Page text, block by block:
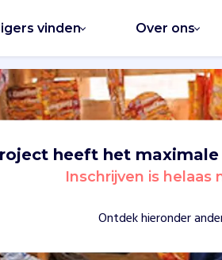
vinden Over ons
heeft het
Inschrijven is
Ontdek hieronder